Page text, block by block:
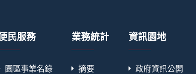
民服務
園區事業名錄
業務統計
摘要
資訊園地
政府資訊公開